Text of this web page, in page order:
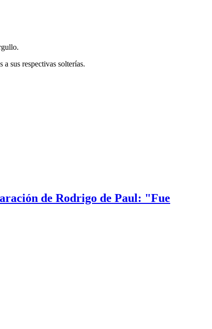
sus respectivas solterías.
de Rodrigo de Paul: "Fue